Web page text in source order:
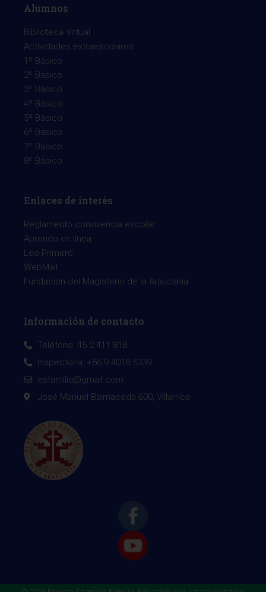
Alumnos
Biblioteca Virtual
Actividades extraescolares
1º Básico
2º Básico
3º Básico
4º Básico
5º Básico
6º Básico
7º Básico
8º Básico
Enlaces de interés
Reglamento convivencia escolar
Aprendo en línea
Leo Primero
WebMail
Fundación del Magisterio de la Araucanía
Información de contacto
Teléfono: 45 2 411 818
Inspectoría: +56 9 4018 5339
esfamilia@gmail.com
José Manuel Balmaceda 600, Villarrica